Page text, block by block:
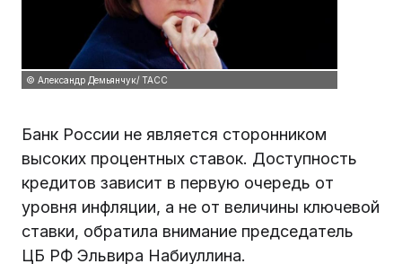
© Александр Демьянчук/ ТАСС
Банк России не является сторонником
высоких процентных ставок. Доступность
кредитов зависит в первую очередь от
уровня инфляции, а не от величины ключевой
ставки, обратила внимание председатель
ЦБ РФ Эльвира Набиуллина.